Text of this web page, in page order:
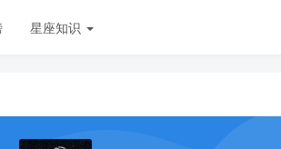
星座知识